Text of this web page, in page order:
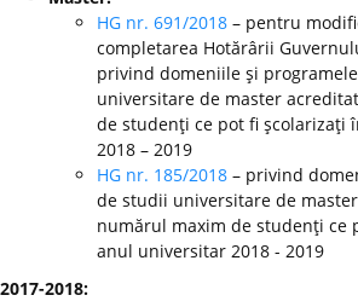
HG nr. 691/2018 – pentru
completarea Hotărârii
privind domeniile şi
universitare de master
de studenţi ce pot fi şcolarizaţi
2018 – 2019
HG nr. 185/2018 – privind
de studii universitare de
numărul maxim de studenţi ce
anul universitar 2018 - 2019
2017-2018: